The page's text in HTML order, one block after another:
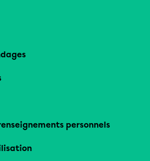
personnels